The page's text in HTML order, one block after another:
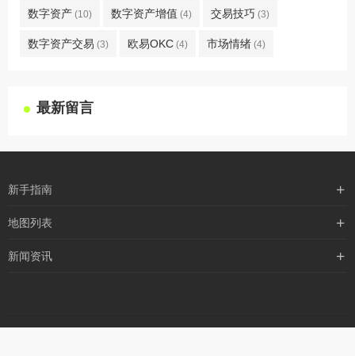
数字资产 (10) 数字资产增值 (4) 交易技巧 (3)
数字资产交易 (3) 欧易OKC (4) 市场情绪 (4)
最新留言
新手指南
购买流程
地图列表
最新文章
robots
新闻资讯